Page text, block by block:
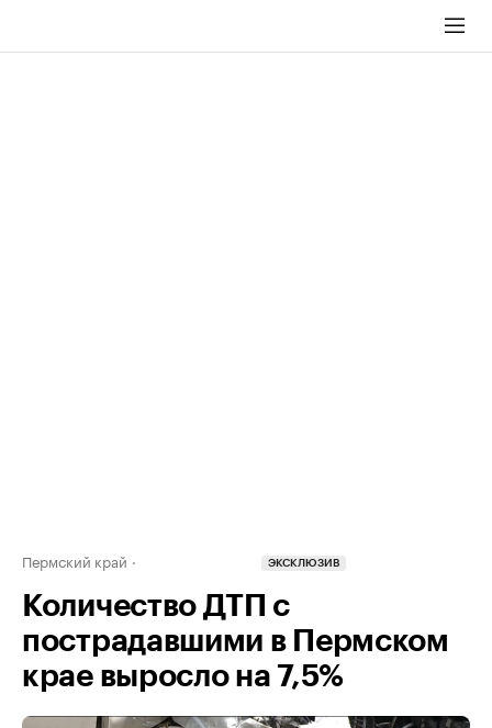
Пермский край ЭКСКЛЮЗИВ
Количество ДТП с
пострадавшими в Пермском
крае выросло на 7,5%